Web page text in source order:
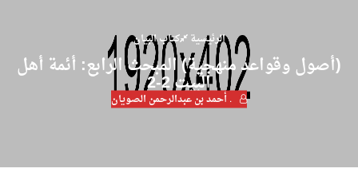
الرئيسية كتاب البيان
(أصول وقواعد منهجية) المبحث الرابع: أئمة أهل
البيت 2-2
. أحمد بن عبدالرحمن الصويان